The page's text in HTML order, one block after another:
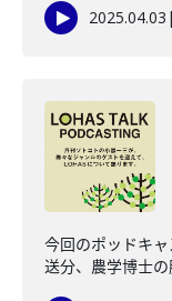
2025.04.03 |
今回のポッドキ
送分、農学博士の